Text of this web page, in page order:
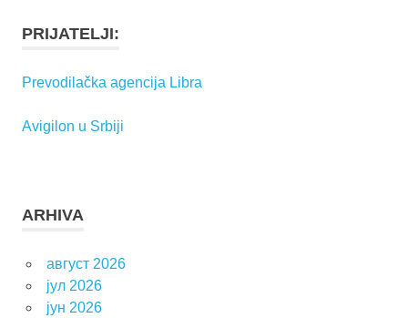
PRIJATELJI:
Prevodilačka agencija Libra
Avigilon u Srbiji
ARHIVA
август 2026
јул 2026
јун 2026